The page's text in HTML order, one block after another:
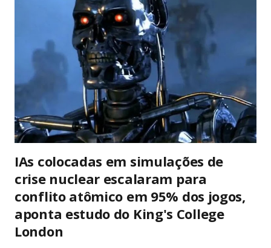
exatamente para proteger o livre exercício do mandato
parlamentar. Essa imunidade não é privilégio pessoal, mas
garantia institucional do regime democrático. Ela permite que
senadores e deputados debatem temas nacionais sem medo
de retaliação judicial, inclusive fora do plenário, desde que no
exercício da função. Diante da literalidade do texto
constitucional, a abertur...
IAs colocadas em simulações de
crise nuclear escalaram para
conflito atômico em 95% dos jogos,
aponta estudo do King's College
London